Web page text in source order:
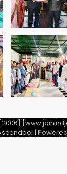
Team JHJ
|